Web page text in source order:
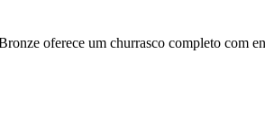
oferece um churrasco completo com